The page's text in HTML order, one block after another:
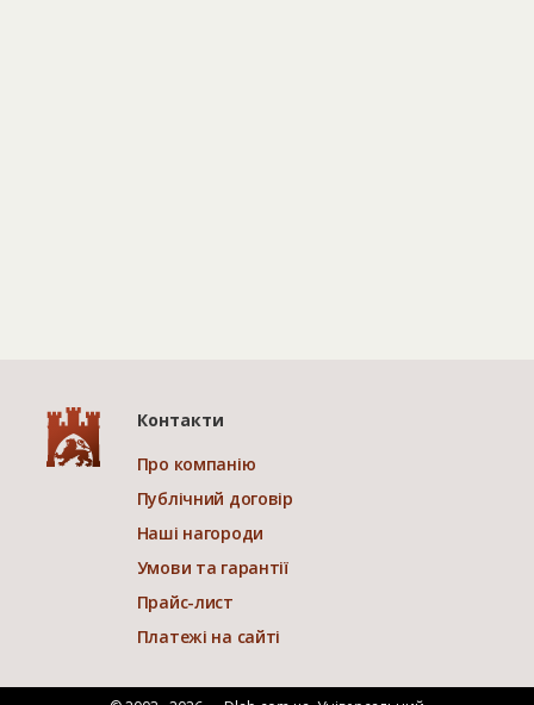
Контакти
Про компанію
Публічний договір
Наші нагороди
Умови та гарантії
Прайс-лист
Платежі на сайті